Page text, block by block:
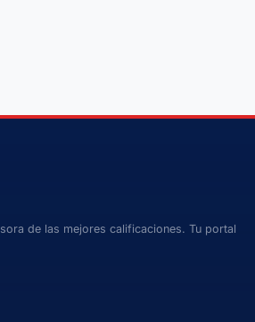
de las mejores calificaciones. Tu portal